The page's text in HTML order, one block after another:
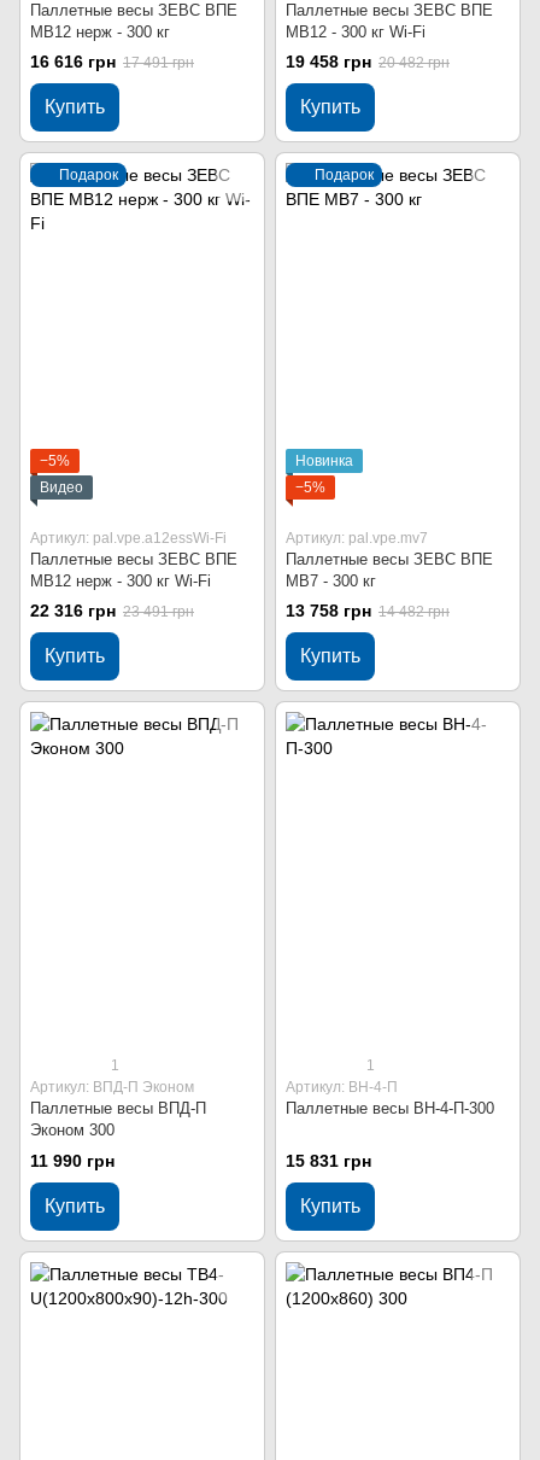
Паллетные весы ЗЕВС ВПЕ
МВ12 нерж - 300 кг
16 616 грн 17 491 грн
Купить
Паллетные весы ЗЕВС ВПЕ
МВ12 - 300 кг Wi-Fi
19 458 грн 20 482 грн
Купить
Подарок
−5%
Видео
Артикул: pal.vpe.a12essWi-Fi
Паллетные весы ЗЕВС ВПЕ
МВ12 нерж - 300 кг Wi-Fi
22 316 грн 23 491 грн
Купить
Подарок
Новинка
−5%
Артикул: pal.vpe.mv7
Паллетные весы ЗЕВС ВПЕ
МВ7 - 300 кг
13 758 грн 14 482 грн
Купить
1
Артикул: ВПД-П Эконом
Паллетные весы ВПД-П
Эконом 300
11 990 грн
Купить
1
Артикул: ВН-4-П
Паллетные весы ВН-4-П-300
15 831 грн
Купить